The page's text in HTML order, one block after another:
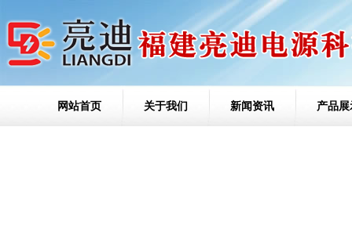
网站首页 关于我们 新闻资讯 产品展